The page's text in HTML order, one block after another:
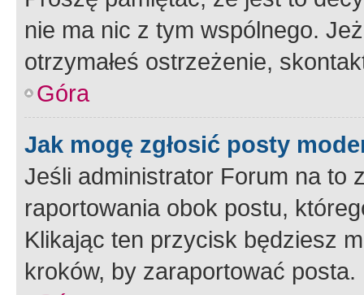
nie ma nic z tym wspólnego.
otrzymałeś ostrzeżenie,
Góra
Jak mogę zgłosić posty
Jeśli administrator Forum na to
raportowania obok postu,
Klikając ten przycisk będziesz
kroków, by zaraportować posta.